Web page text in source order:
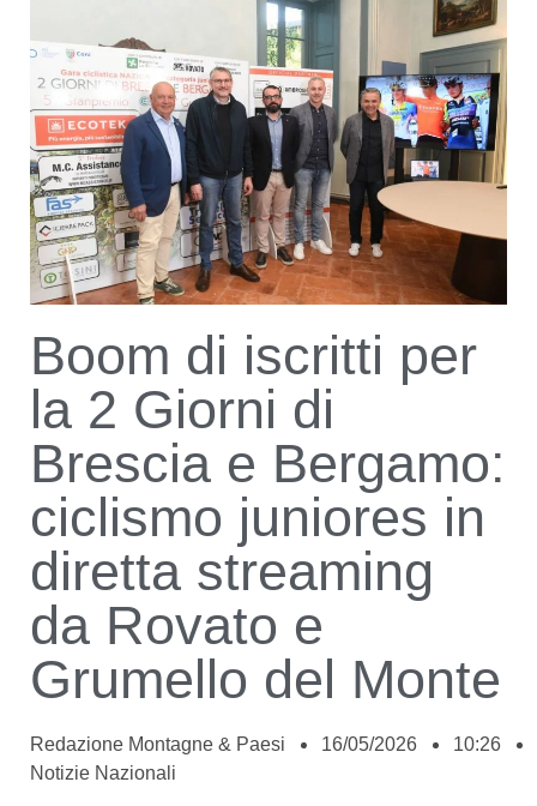
Boom di iscritti per
la 2 Giorni di
Brescia e Bergamo:
ciclismo juniores in
diretta streaming
da Rovato e
Grumello del Monte
Redazione Montagne & Paesi 16/05/2026
10:26
Notizie Nazionali